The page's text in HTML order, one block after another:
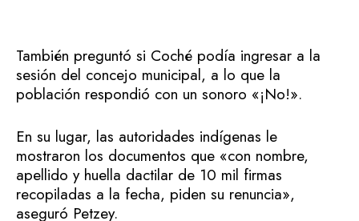
También preguntó si Coché podía ingresar a la
sesión del concejo municipal, a lo que la
población respondió con un sonoro «¡No!».
En su lugar, las autoridades indígenas le
mostraron los documentos que «con nombre,
apellido y huella dactilar de 10 mil firmas
recopiladas a la fecha, piden su renuncia»,
aseguró Petzey.